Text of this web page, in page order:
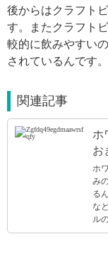
後からはクラフト
す。またクラフト
較的に飲みやすい
されているんです。
関連記事
ホ
お
ホ
み
る
な
ル